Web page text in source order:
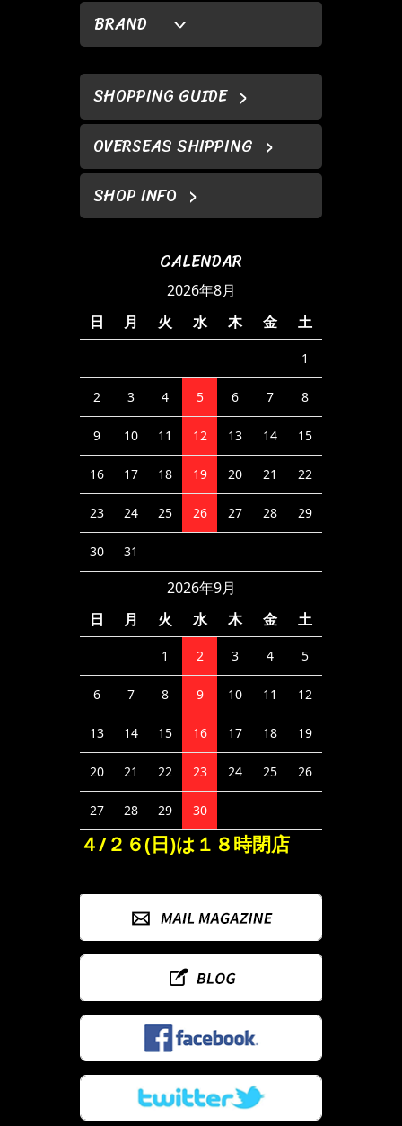
BRAND
SHOPPING GUIDE
OVERSEAS SHIPPING
SHOP INFO
CALENDAR
2026年8月
日
月 火 水 木 金 土
1
2 3 4 5 6 7 8
9 10 11 12 13 14 15
16 17 18 19 20 21 22
23 24 25 26 27 28 29
30 31
2026年9月
日
月 火 水 木 金 土
1 2 3 4 5
6 7 8 9 10 11 12
13 14 15 16 17 18 19
20 21 22 23 24 25 26
27 28 29 30
４/２６(日)は１８時閉店